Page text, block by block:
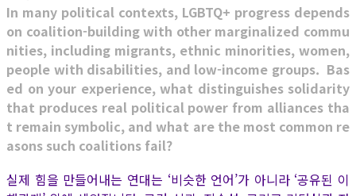
In many political contexts, LGBTQ+ progress depends
on coalition-building with other marginalized commu
nities, including migrants, ethnic minorities, women,
people with disabilities, and low-income groups. Bas
ed on your experience, what distinguishes solidarity
that produces real political power from alliances tha
t remain symbolic, and what are the most common re
asons such coalitions fail?
실제 힘을 만들어내는 연대는 ‘비슷한 언어’가 아니라 ‘공유된 이